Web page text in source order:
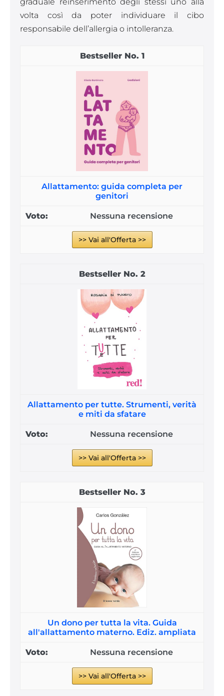
volta così da poter individuare il cibo
responsabile dell’allergia o intolleranza.
1
Allattamento: guida completa per
genitori
Nessuna recensione
>> Vai all'Offerta >>
2
Allattamento per tutte. Strumenti, verità
e miti da sfatare
Nessuna recensione
>> Vai all'Offerta >>
3
Un dono per tutta la vita. Guida
all'allattamento materno. Ediz. ampliata
Nessuna recensione
>> Vai all'Offerta >>